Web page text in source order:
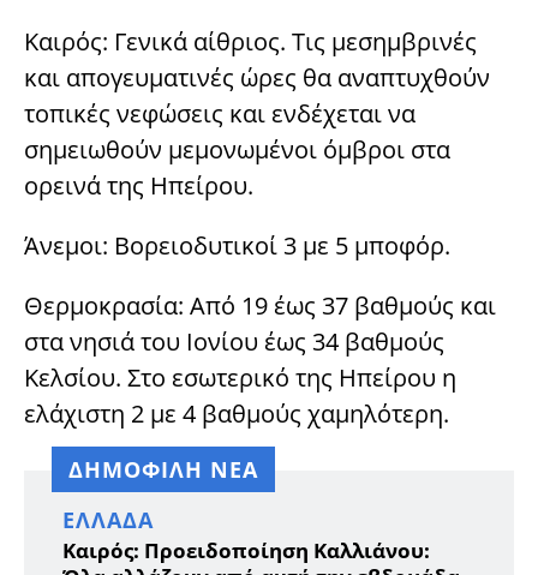
Καιρός: Γενικά αίθριος. Τις μεσημβρινές
και απογευματινές ώρες θα αναπτυχθούν
τοπικές νεφώσεις και ενδέχεται να
σημειωθούν μεμονωμένοι όμβροι στα
ορεινά της Ηπείρου.
Άνεμοι: Βορειοδυτικοί 3 με 5 μποφόρ.
Θερμοκρασία: Από 19 έως 37 βαθμούς και
στα νησιά του Ιονίου έως 34 βαθμούς
Κελσίου. Στο εσωτερικό της Ηπείρου η
ελάχιστη 2 με 4 βαθμούς χαμηλότερη.
ΔΗΜΟΦΙΛΗ ΝΕΑ
ΕΛΛΆΔΑ
Καιρός: Προειδοποίηση Καλλιάνου: